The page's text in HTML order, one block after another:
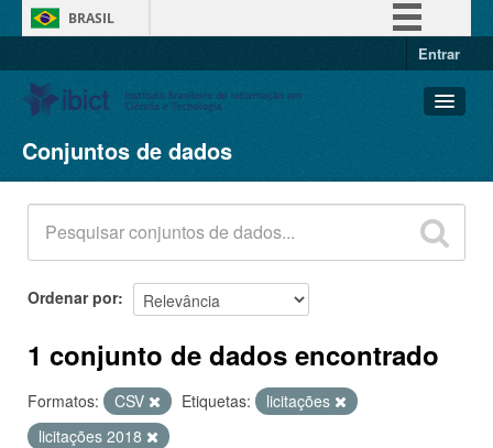
BRASIL
Entrar
Conjuntos de dados
Organizações
Grupos
Sobre
Conjuntos de dados
Ordenar por
1 conjunto de dados encontrado
Formatos: CSV Etiquetas:
licitações
licitações 2018